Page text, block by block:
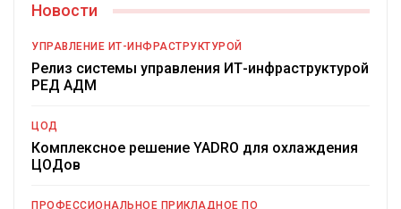
Новости
УПРАВЛЕНИЕ ИТ-ИНФРАСТРУКТУРОЙ
Релиз системы управления ИТ-инфраструктурой
РЕД АДМ
ЦОД
Комплексное решение YADRO для охлаждения
ЦОДов
ПРОФЕССИОНАЛЬНОЕ ПРИКЛАДНОЕ ПО